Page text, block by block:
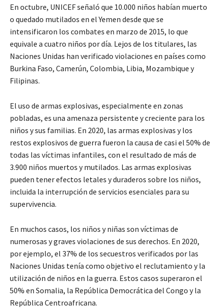
En octubre, UNICEF señaló que 10.000 niños habían muerto
o quedado mutilados en el Yemen desde que se
intensificaron los combates en marzo de 2015, lo que
equivale a cuatro niños por día. Lejos de los titulares, las
Naciones Unidas han verificado violaciones en países como
Burkina Faso, Camerún, Colombia, Libia, Mozambique y
Filipinas.
El uso de armas explosivas, especialmente en zonas
pobladas, es una amenaza persistente y creciente para los
niños y sus familias. En 2020, las armas explosivas y los
restos explosivos de guerra fueron la causa de casi el 50% de
todas las víctimas infantiles, con el resultado de más de
3.900 niños muertos y mutilados. Las armas explosivas
pueden tener efectos letales y duraderos sobre los niños,
incluida la interrupción de servicios esenciales para su
supervivencia.
En muchos casos, los niños y niñas son víctimas de
numerosas y graves violaciones de sus derechos. En 2020,
por ejemplo, el 37% de los secuestros verificados por las
Naciones Unidas tenía como objetivo el reclutamiento y la
utilización de niños en la guerra. Estos casos superaron el
50% en Somalia, la República Democrática del Congo y la
República Centroafricana.